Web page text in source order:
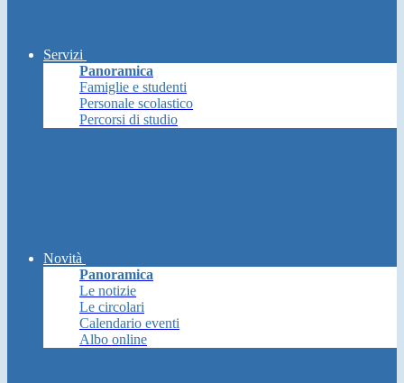
Servizi
Panoramica
Famiglie e studenti
Personale scolastico
Percorsi di studio
Novità
Panoramica
Le notizie
Le circolari
Calendario eventi
Albo online